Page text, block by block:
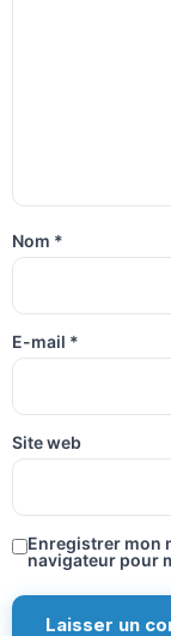
Nom *
E-mail *
Site web
Enregistrer mon
navigateur pour